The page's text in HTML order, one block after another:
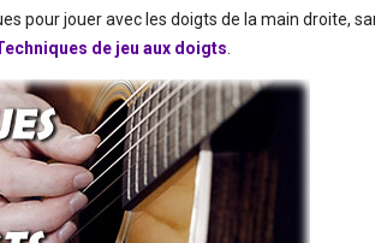
pour jouer avec les doigts de la main droite,
de jeu aux doigts